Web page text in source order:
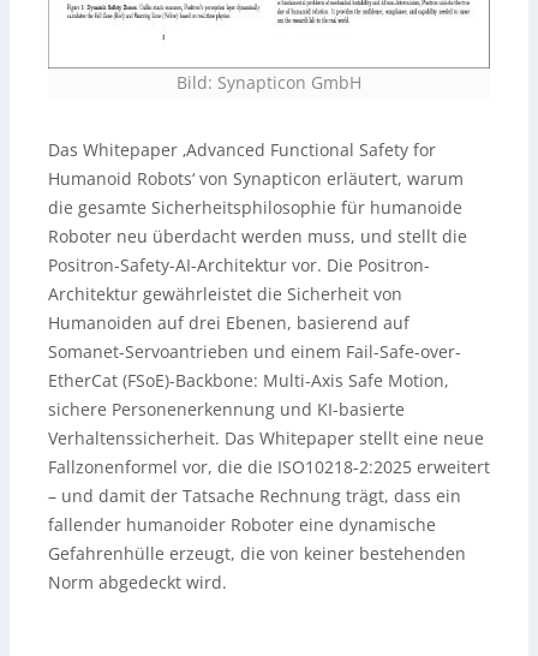
Bild: Synapticon GmbH
Das Whitepaper ‚Advanced Functional Safety for
Humanoid Robots‘ von Synapticon erläutert, warum
die gesamte Sicherheitsphilosophie für humanoide
Roboter neu überdacht werden muss, und stellt die
Positron-Safety-AI-Architektur vor. Die Positron-
Architektur gewährleistet die Sicherheit von
Humanoiden auf drei Ebenen, basierend auf
Somanet-Servoantrieben und einem Fail-Safe-over-
EtherCat (FSoE)-Backbone: Multi-Axis Safe Motion,
sichere Personenerkennung und KI-basierte
Verhaltenssicherheit. Das Whitepaper stellt eine neue
Fallzonenformel vor, die die ISO10218-2:2025 erweitert
– und damit der Tatsache Rechnung trägt, dass ein
fallender humanoider Roboter eine dynamische
Gefahrenhülle erzeugt, die von keiner bestehenden
Norm abgedeckt wird.